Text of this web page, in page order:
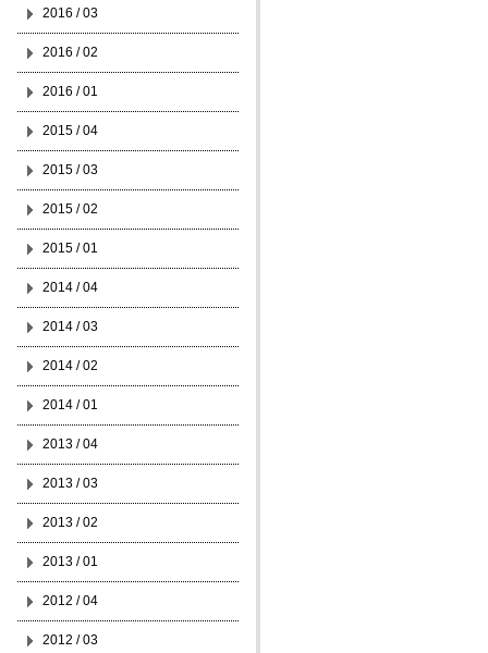
2016 / 03
2016 / 02
2016 / 01
2015 / 04
2015 / 03
2015 / 02
2015 / 01
2014 / 04
2014 / 03
2014 / 02
2014 / 01
2013 / 04
2013 / 03
2013 / 02
2013 / 01
2012 / 04
2012 / 03